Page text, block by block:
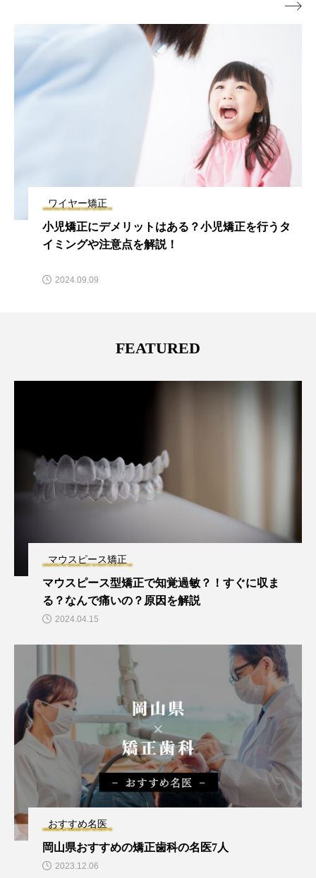
ワイヤー矯正
小児矯正にデメリットはある？小児矯正を行うタ
イミングや注意点を解説！
2024.09.09

FEATURED
マウスピース矯正
マウスピース型矯正で知覚過敏？！すぐに収ま
る？なんで痛いの？原因を解説
2024.04.15
おすすめ名医
岡山県おすすめの矯正歯科の名医7人
2023.12.06